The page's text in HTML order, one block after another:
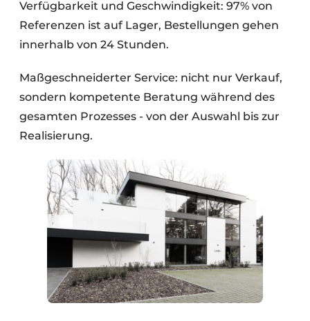
Verfügbarkeit und Geschwindigkeit: 97% von
Referenzen ist auf Lager, Bestellungen gehen
innerhalb von 24 Stunden.
Maßgeschneiderter Service: nicht nur Verkauf,
sondern kompetente Beratung während des
gesamten Prozesses - von der Auswahl bis zur
Realisierung.